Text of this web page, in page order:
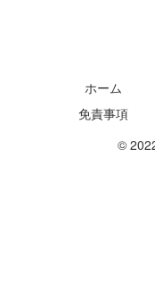
ホーム
免責事項
©